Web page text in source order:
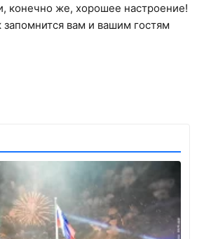
конечно же, хорошее настроение!
запомнится вам и вашим гостям